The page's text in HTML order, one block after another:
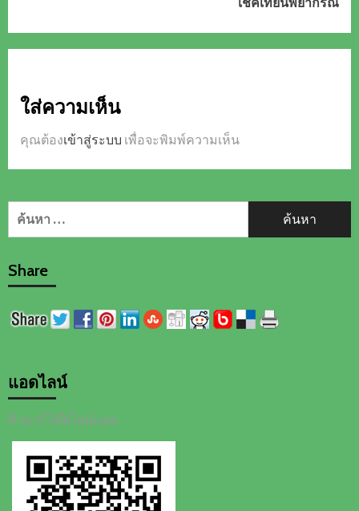
ใส่ความเห็น
คุณต้องเข้าสู่ระบบ เพื่อจะพิมพ์ความเห็น
ค้นหา
สำหรับ:
Share
แอดไลน์
คิวอาร์โค๊ดไลน์แอด